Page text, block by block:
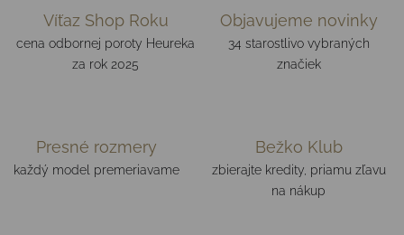
Víťaz Shop Roku
cena odbornej poroty Heureka
za rok 2025
Objavujeme novinky
34 starostlivo vybraných
značiek
Presné rozmery
každý model premeriavame
Bežko Klub
zbierajte kredity, priamu zľavu
na nákup